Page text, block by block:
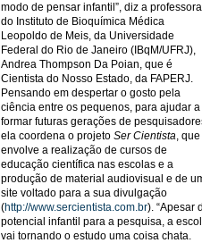
modo de pensar infantil”, diz a professora
do Instituto de Bioquímica Médica
Leopoldo de Meis, da Universidade
Federal do Rio de Janeiro (IBqM/UFRJ),
Andrea Thompson Da Poian, que é
Cientista do Nosso Estado, da FAPERJ.
Pensando em despertar o gosto pela
ciência entre os pequenos, para ajudar a
formar futuras gerações de
ela coordena o projeto Ser Cientista, que
envolve a realização de cursos de
educação científica nas escolas e a
produção de material audiovisual e de
site voltado para a sua divulgação
(http://www.sercientista.com.br). “Apesar
potencial infantil para a pesquisa, a
vai tornando o estudo uma coisa chata.